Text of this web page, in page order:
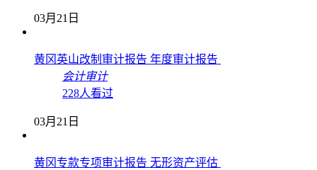
03月21日
黄冈英山改制审计报告 年度审计报告
会计审计
228人看过
03月21日
黄冈专款专项审计报告 无形资产评估